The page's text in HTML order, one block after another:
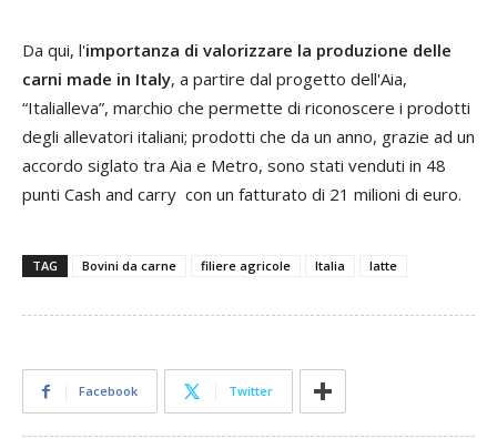
Da qui, l'importanza di valorizzare la produzione delle
carni made in Italy, a partire dal progetto dell'Aia,
“Italialleva”, marchio che permette di riconoscere i prodotti
degli allevatori italiani; prodotti che da un anno, grazie ad un
accordo siglato tra Aia e Metro, sono stati venduti in 48
punti Cash and carry con un fatturato di 21 milioni di euro.
TAG Bovini da carne filiere agricole Italia latte
Facebook Twitter